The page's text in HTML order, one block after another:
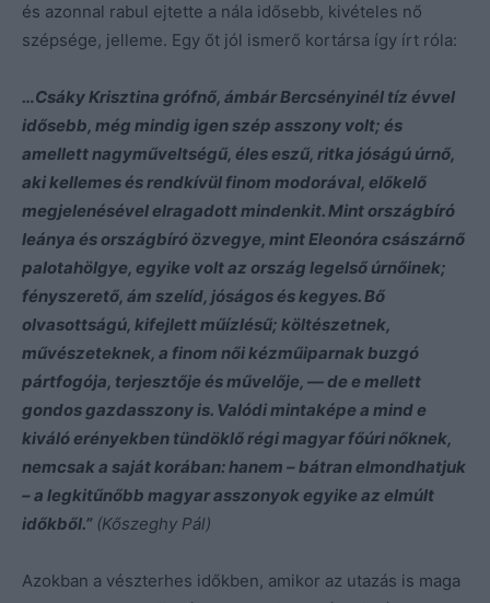
és azonnal rabul ejtette a nála idősebb, kivételes nő
szépsége, jelleme. Egy őt jól ismerő kortársa így írt róla:
…Csáky Krisztina grófnő, ámbár Bercsényinél tíz évvel
idősebb, még mindig igen szép asszony volt; és
amellett nagyműveltségű, éles eszű, ritka jóságú úrnő,
aki kellemes és rendkívül finom modorával, előkelő
megjelenésével elragadott mindenkit. Mint országbíró
leánya és országbíró özvegye, mint Eleonóra császárnő
palotahölgye, egyike volt az ország legelső úrnőinek;
fényszerető, ám szelíd, jóságos és kegyes. Bő
olvasottságú, kifejlett műízlésű; költészetnek,
művészeteknek, a finom női kézműiparnak buzgó
pártfogója, terjesztője és művelője, — de e mellett
gondos gazdasszony is. Valódi mintaképe a mind e
kiváló erényekben tündöklő régi magyar főúri nőknek,
nemcsak a saját korában: hanem – bátran elmondhatjuk
– a legkitűnőbb magyar asszonyok egyike az elmúlt
időkből.”(Kőszeghy Pál)
Azokban a vészterhes időkben, amikor az utazás is maga